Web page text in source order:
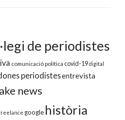
de periodistes
comunicació política covid-19digital
periodistesentrevista
news
google història